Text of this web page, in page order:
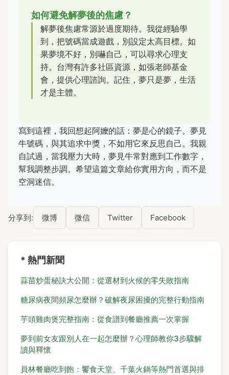
如何避免解夢後的焦慮？
解夢後焦慮常源於過度期待。我從經驗學
到，把號碼當成遊戲，別設定太高目標。如
果夢境不好，別嚇自己，可以尋求心理支
持。台灣有許多社區資源，如張老師基金
會，提供心理諮詢。記住，夢只是夢，生活
才是主體。
寫到這裡，我回想起阿嬤的話：夢是心的鏡子。夢見
牛號碼，與其追求中獎，不如用它來反思自己。我親
自試過，當我壓力大時，夢見牛常對應到工作數字，
幫我調整步調。希望這篇文章給你實用方向，而不是
空洞迷信。
分享到: 微博 微信 Twitter Facebook
* 熱門新聞
蒜苗炒蛋秘訣大公開：從選材到火候的零失敗指南
糖尿病夜間頻尿怎麼辦？破解夜尿困擾的完整行動指南
芋頭雞肉煲完整指南：從食譜到餐廳推薦一次掌握
夢到前女友跟別人在一起怎麼辦？心理師教你3步驟解
讀與釋懷
員林餐廳吃到飽：饗食天堂、千葉火鍋等熱門首選與排